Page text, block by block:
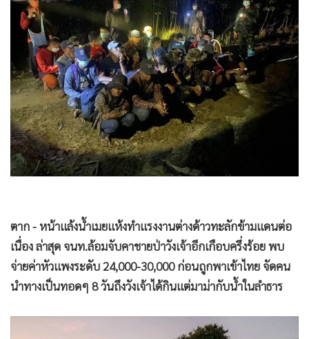
Cyber BIZ
ผู้จัดกวน
Good health & Well-being
• Green Innovation & SD
• Management & HR
• MGR Live
• Infographic
• การเมือง
• ต่างประเทศ
• Special Scoop
• เศรษฐกิจ-ธุรกิจ
• จีน
ตาก - หน้าแล้งน้ำเมยแห้งทำแรงงานต่างด้าวทะลักข้ามแดนต่อ
เนื่อง ล่าสุด จนท.ล้อมจับคาชายป่าวังเจ้าอีกเกือบครึ่งร้อย พบ
จ่ายค่าหัวแพงระดับ 24,000-30,000 ก่อนถูกพาเข้าไทย จัดคน
นำทางเป็นทอดๆ 8 วันถึงวังเจ้าได้กินแต่มาม่ากับน้ำในลำธาร